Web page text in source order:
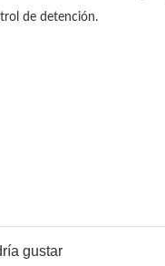
de detención.
gustar